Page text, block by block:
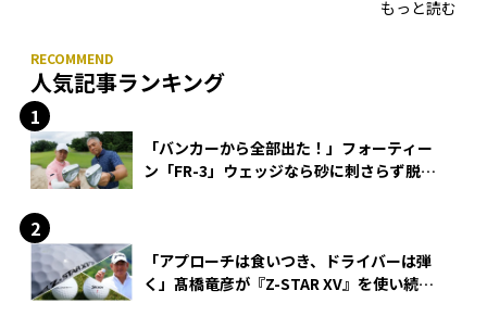
もっと読む
人気記事ランキング
「バンカーから全部出た！」フォーティー
ン「FR-3」ウェッジなら砂に刺さらず脱出
「アプローチは食いつき、ドライバーは弾
く」髙橋竜彦が『Z-STAR XV』を使い続け